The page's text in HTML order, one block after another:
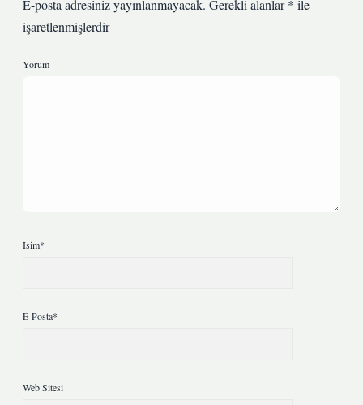
E-posta adresiniz yayınlanmayacak. Gerekli alanlar* ile
işaretlenmişlerdir
Yorum
İsim*
E-Posta*
Web Sitesi